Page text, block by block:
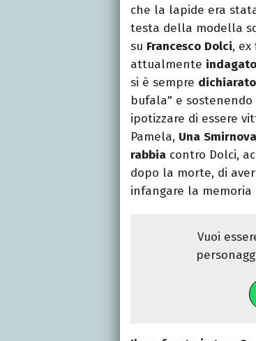
che la lapide era
testa della modella
su Francesco Dolci, ex
attualmente indagato
si è sempre
bufala" e
ipotizzare di essere
Pamela, Una Smirnova
rabbia contro Dolci,
dopo la morte, di
infangare la memoria
Vuoi